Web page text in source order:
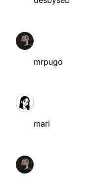
mrpugo
mari